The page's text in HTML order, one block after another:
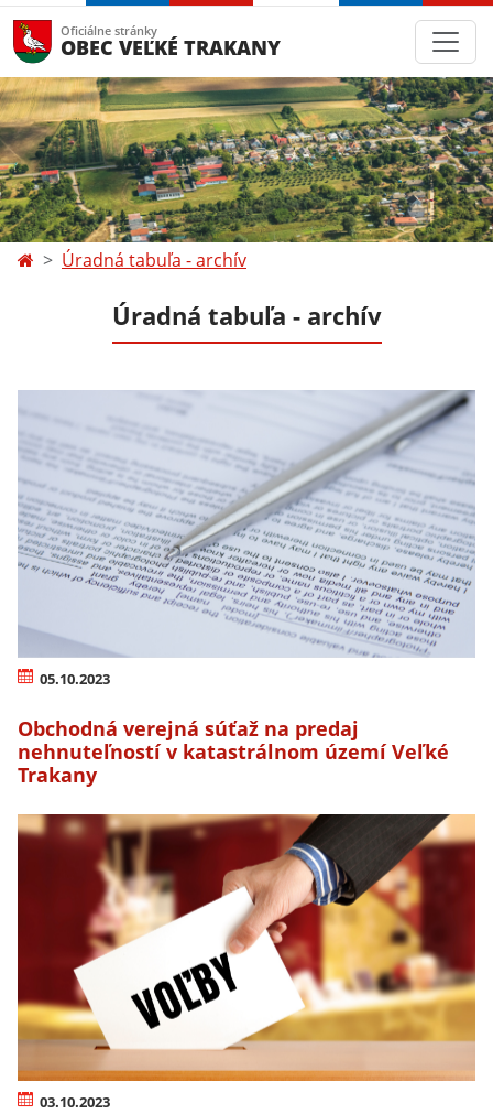
Oficiálne stránky
OBEC VEĽKÉ TRAKANY
Úradná tabuľa - archív
Úradná tabuľa - archív
05.10.2023
Obchodná verejná súťaž na predaj
nehnuteľností v katastrálnom území Veľké
Trakany
03.10.2023